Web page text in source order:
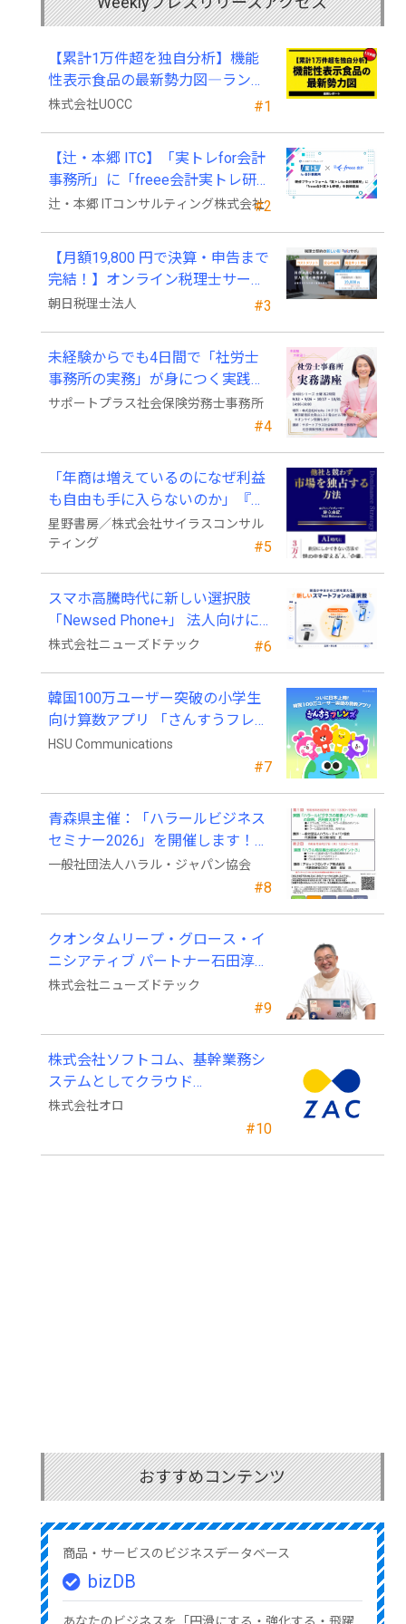
#1
【累計1万件超を独自分析】機能
性表示食品の最新勢力図―ランキ
ングと2025年4月以降の変化
株式会社UOCC
#2
【辻・本郷 ITC】「実トレfor会計
事務所」に「freee会計実トレ研
修」を新規追加
辻・本郷 ITコンサルティング株式会社
#3
【月額19,800 円で決算・申告まで
完結！】オンライン税理士サービ
ス「Wiz サポ」
朝日税理士法人
#4
未経験からでも4日間で「社労士
事務所の実務」が身につく実践講
座、2026年9月開講
サポートプラス社会保険労務士事務所
#5
「年商は増えているのになぜ利益
も自由も手に入らないのか」『他
社と競わず 市場を独占する方法』
発売
星野書房／株式会社サイラスコンサル
ティング
#6
スマホ高騰時代に新しい選択肢
「Newsed Phone+」 法人向けに7
月23日から販売開始
株式会社ニューズドテック
#7
韓国100万ユーザー突破の小学生
向け算数アプリ 「さんすうフレン
ズ」、ついに日本上陸!
HSU Communications
#8
青森県主催：「ハラールビジネス
セミナー2026」を開催します！
（参加費無料）
一般社団法人ハラル・ジャパン協会
#9
クオンタムリープ・グロース・イ
ニシアティブ パートナー石田淳也
氏がニューズドテックの戦略顧問
株式会社ニューズドテック
#10
株式会社ソフトコム、基幹業務シ
ステムとしてクラウド
ERP「ZAC」を採用
株式会社オロ
おすすめコンテンツ
商品・サービスのビジネスデータベース
bizDB